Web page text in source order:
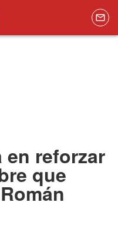
en reforzar
que